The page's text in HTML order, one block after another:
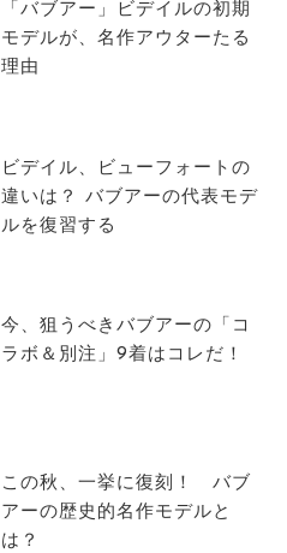
「バブアー」ビデイルの初期
モデルが、名作アウターたる
理由
ビデイル、ビューフォートの
違いは？ バブアーの代表モデ
ルを復習する
今、狙うべきバブアーの「コ
ラボ＆別注」9着はコレだ！
この秋、一挙に復刻！ バブ
アーの歴史的名作モデルと
は？